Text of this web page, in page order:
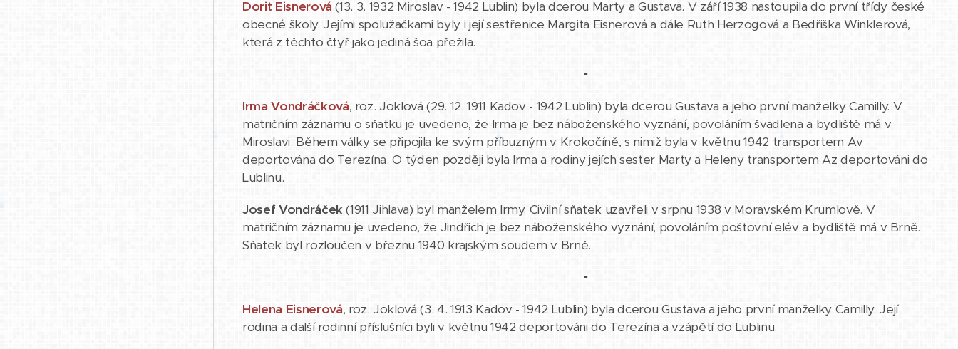
Dorit Eisnerová (13. 3. 1932 Miroslav - 1942 Lublin) byla dcerou Marty a Gustava. V září 1938 nastoupila do první třídy české
obecné školy. Jejími spolužačkami byly i její sestřenice Margita Eisnerová a dále Ruth Herzogová a Bedřiška Winklerová,
která z těchto čtyř jako jediná šoa přežila.
•
Irma Vondráčková, roz. Joklová (29. 12. 1911 Kadov - 1942 Lublin) byla dcerou Gustava a jeho první manželky Camilly. V
matričním záznamu o sňatku je uvedeno, že Irma je bez náboženského vyznání, povoláním švadlena a bydliště má v
Miroslavi. Během války se připojila ke svým příbuzným v Krokočíně, s nimiž byla v květnu 1942 transportem Av
deportována do Terezína. O týden později byla Irma a rodiny jejích sester Marty a Heleny transportem Az deportováni do
Lublinu.
Josef Vondráček (1911 Jihlava) byl manželem Irmy. Civilní sňatek uzavřeli v srpnu 1938 v Moravském Krumlově. V
matričním záznamu je uvedeno, že Jindřich je bez náboženského vyznání, povoláním poštovní elév a bydliště má v Brně.
Sňatek byl rozloučen v březnu 1940 krajským soudem v Brně.
•
Helena Eisnerová, roz. Joklová (3. 4. 1913 Kadov - 1942 Lublin) byla dcerou Gustava a jeho první manželky Camilly. Její
rodina a další rodinní příslušníci byli v květnu 1942 deportováni do Terezína a vzápětí do Lublinu.